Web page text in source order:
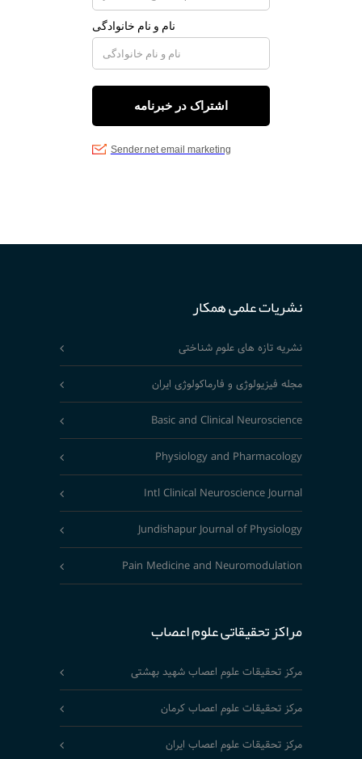
نشریات علمی همکار
نشریه تازه های علوم شناختی
مجله فیزیولوژی و فارماکولوژی ایران
Basic and Clinical Neuroscience
Physiology and Pharmacology
Intl Clinical Neuroscience Journal
Jundishapur Journal of Physiology
Pain Medicine and Neuromodulation
مراکز تحقیقاتی علوم اعصاب
مرکز تحقیقات علوم اعصاب شهید بهشتی
مرکز تحقیقات علوم اعصاب کرمان
مرکز تحقیقات علوم اعصاب ایران